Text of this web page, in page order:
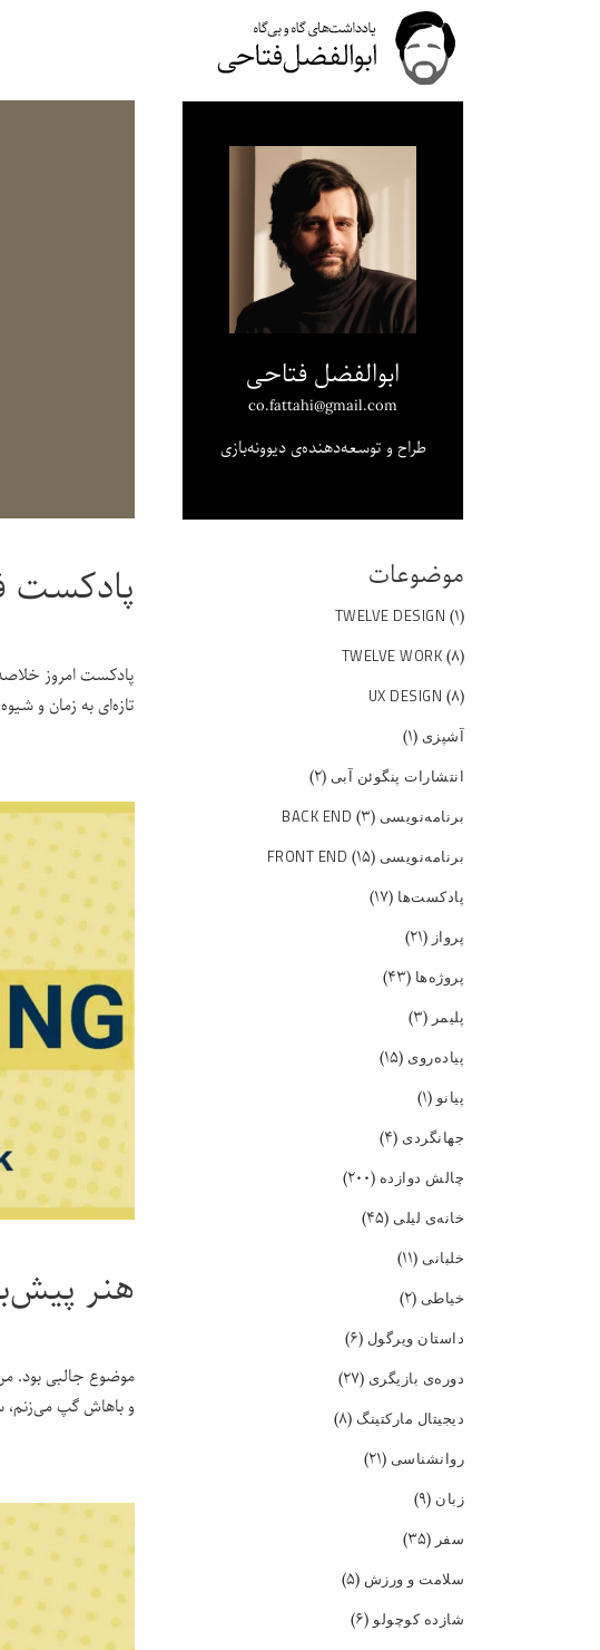
پادکست
تازه‌ای به زمان و
هنر
موضوع جالبی بود.
و باهاش گپ
ابوالفضل فتاحی
co.fattahi@gmail.com
طراح و توسعه‌دهنده‌ی دیوونه‌بازی
موضوعات
TWELVE DESIGN (۱)
TWELVE WORK (۸)
UX DESIGN (۸)
آشپزی (۱)
انتشارات پنگوئن آبی (۲)
برنامه‌نویسی BACK END (۳)
برنامه‌نویسی FRONT END (۱۵)
پادکست‌ها (۱۷)
پرواز(۲۱)
پروژه‌ها (۴۳)
پلیمر(۳)
پیاده‌روی (۱۵)
پیانو(۱)
جهانگردی (۴)
چالش دوازده (۲۰۰)
خانه‌ی لیلی (۴۵)
خلبانی (۱۱)
خیاطی (۲)
داستان ویرگول (۶)
دوره‌ی بازیگری (۲۷)
دیجیتال مارکتینگ (۸)
روانشناسی (۲۱)
زبان (۹)
سفر(۳۵)
سلامت و ورزش (۵)
شازده کوچولو(۶)